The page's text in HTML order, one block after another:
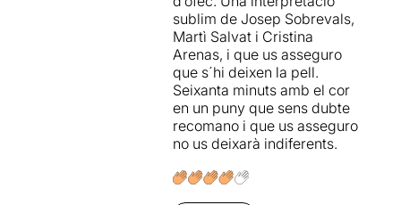
los oprimidos, cosa que
nunca dejará de ser valiosa
y necesaria por sí misma.
Bona feina deJosep
Sobrevals,Marti Salvat
Cristina Arenas , que
expressen amb tot allò que
poden i amb tot allò que
tenen, o donen tot durant
l'hora que dura l'espectacle.
poètica brossiana amb
sublim de Josep Sobrevals,
Martì Salvat i Cristina
Arenas, i que us asseguro
que s´hi deixen la pell.
Seixanta minuts amb el cor
en un puny que sens dubte
recomano i que us asseguro
no us deixarà indiferents.